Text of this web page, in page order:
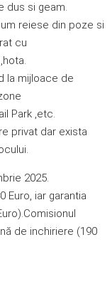
dus si geam.
reiese din poze si
cu
la mijloace de
Park ,etc.
privat dar exista
2025.
Euro, iar garantia
de inchiriere (190